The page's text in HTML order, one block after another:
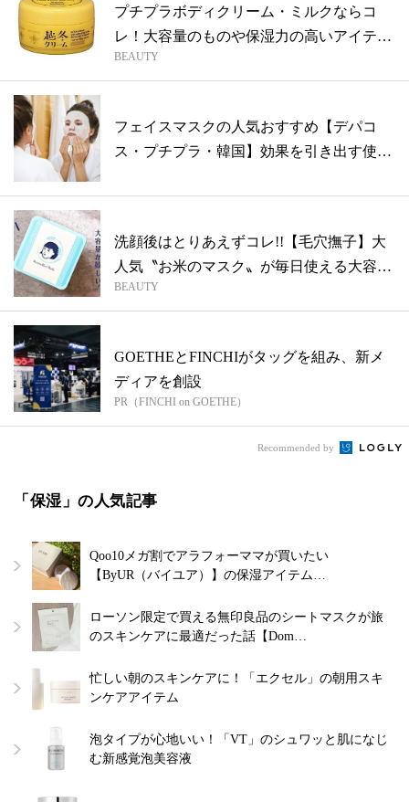
プチプラボディクリーム・ミルクならコ
レ！大容量のものや保湿力の高いアイテム
を紹介
BEAUTY
フェイスマスクの人気おすすめ【デパコ
ス・プチプラ・韓国】効果を引き出す使い
洗顔後はとりあえずコレ!!【毛穴撫子】大
人気〝お米のマスク〟が毎日使える大容量
に
BEAUTY
GOETHEとFINCHIがタッグを組み、新メ
ディアを創設
PR（FINCHI on GOETHE）
Recommended by
「保湿」の人気記事
Qoo10メガ割でアラフォーママが買いたい
【ByUR（バイユア）】の保湿アイテム…
ローソン限定で買える無印良品のシートマスクが旅
のスキンケアに最適だった話【Dom…
忙しい朝のスキンケアに！「エクセル」の朝用スキ
ンケアアイテム
泡タイプが心地いい！「VT」のシュワッと肌になじ
む新感覚泡美容液